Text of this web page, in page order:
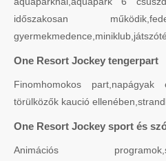
időszakosan
One Resort Jockey tengerpart
Finomhomokos
törülközők kaució
One Resort Jockey sport és
Animációs